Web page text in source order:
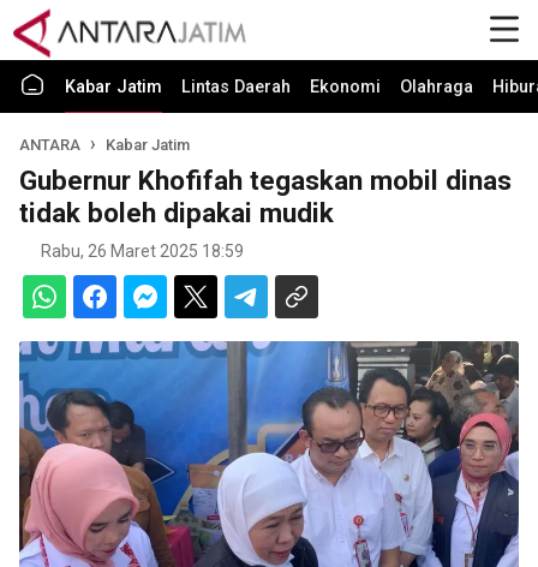
Kabar Jatim Lintas Daerah Ekonomi Olahraga
ANTARA Kabar Jatim
Gubernur Khofifah tegaskan mobil dinas
tidak boleh dipakai mudik
Rabu, 26 Maret 2025 18:59